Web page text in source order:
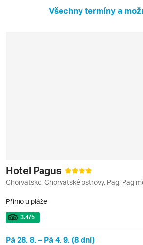
Všechny termíny a
Hotel Pagus
Chorvatsko, Chorvatské ostrovy, Pag, Pag
Přímo u pláže
3.4/5
Pá 28. 8. – Pá 4. 9. (8 dní)